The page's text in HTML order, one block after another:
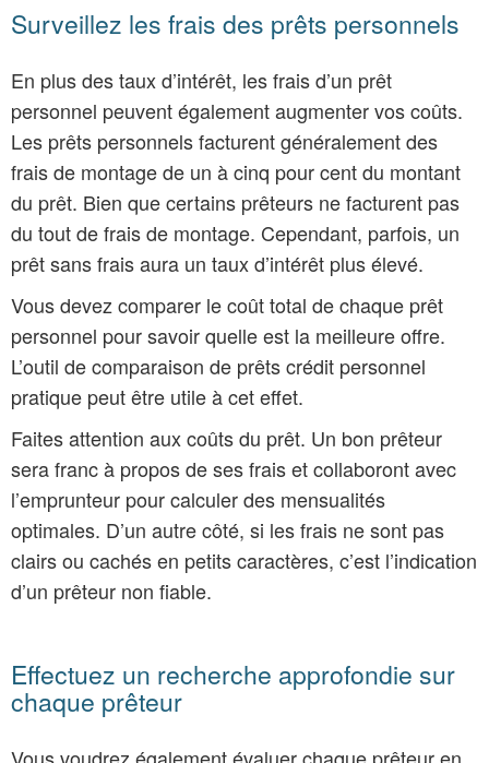
Surveillez les frais des prêts personnels
En plus des taux d’intérêt, les frais d’un prêt
personnel peuvent également augmenter vos coûts.
Les prêts personnels facturent généralement des
frais de montage de un à cinq pour cent du montant
du prêt. Bien que certains prêteurs ne facturent pas
du tout de frais de montage. Cependant, parfois, un
prêt sans frais aura un taux d’intérêt plus élevé.
Vous devez comparer le coût total de chaque prêt
personnel pour savoir quelle est la meilleure offre.
L’outil de comparaison de prêts crédit personnel
pratique peut être utile à cet effet.
Faites attention aux coûts du prêt. Un bon prêteur
sera franc à propos de ses frais et collaboront avec
l’emprunteur pour calculer des mensualités
optimales. D’un autre côté, si les frais ne sont pas
clairs ou cachés en petits caractères, c’est l’indication
d’un prêteur non fiable.
Effectuez un recherche approfondie sur
chaque prêteur
Vous voudrez également évaluer chaque prêteur en